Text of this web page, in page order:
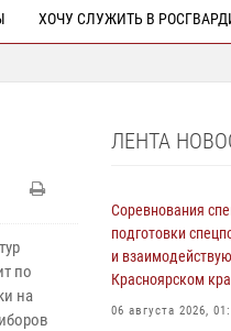
ХОЧУ СЛУЖИТЬ В
по
на
ЛЕНТА
Соревнования
подготовки
и
Красноярском
06 августа 2026,